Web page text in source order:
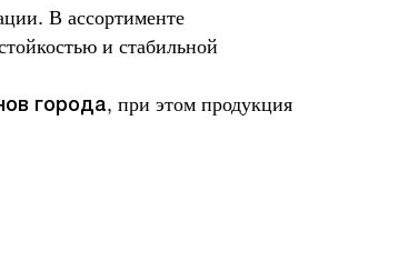
В ассортименте
и стабильной
города, при этом продукция